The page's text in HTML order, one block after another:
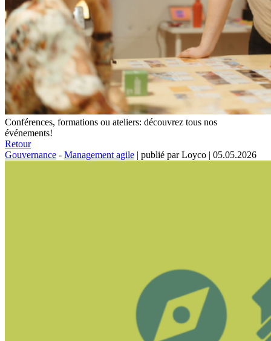
Conférences, formations ou ateliers: découvrez tous nos
événements!
Retour
Gouvernance - Management agile | publié par Loyco | 05.05.2026